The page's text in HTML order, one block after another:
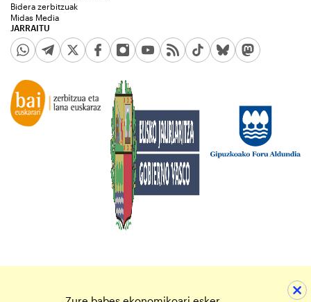
JARRAITU
Bidera zerbitzuak
Midas Media